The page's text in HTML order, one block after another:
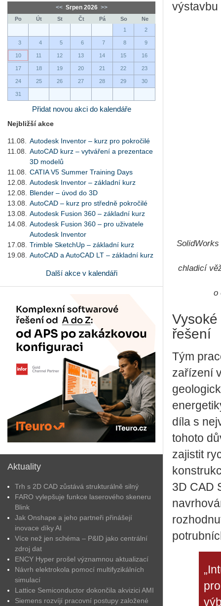
<< Srpen 2026 >>
Po Út St Čt Pá So
Ne
1
2
3 4 5 6 7 8 9
10 11 12 13 14 15 16
17 18 19 20 21 22 23
24 25 26 27 28 29 30
31
Přidat novou akci do kalendáře
Nejbližší akce
11.08.
Autodesk Inventor – kurz pro pokročilé
11.08.
AutoCAD kurz – vytváření a prezentace
3D modelů
11.08.
CATIA V5 Summer Training Days
12.08.
Autodesk Inventor – základní kurz
12.08.
Blender – úvod do 3D
13.08.
AutoCAD – kurz pro středně pokročilé
13.08.
Autodesk Fusion 360 – základní kurz
14.08.
Autodesk Fusion 360 – pro uživatele
Autodesk Inventor
17.08.
Trimble SketchUp – základní kurz
19.08.
AutoCAD a AutoCAD LT – základní kurz
Další akce v kalendáři
Aktuality
Trh s 2D CAD zůstává strukturálně silný
FARO vylepšuje funkce laserového skeneru
Blink
Jak Onshape a jeho partneři přinášejí
inovace díky AI
Více než jen schéma – P&ID jako centrální
zdroj dat
ENCY Hyper prošel významnou aktualizací
Návrh elektrokola pomocí multifyzikálních
simulací
Lattice Semiconductor dokončila akvizici AMI
Siemens rozvíjí pracovní postupy založené
výstavbu
chladicí
o
řešení
Tým
zařízení
díla s
tohoto
zajistit
3D CAD